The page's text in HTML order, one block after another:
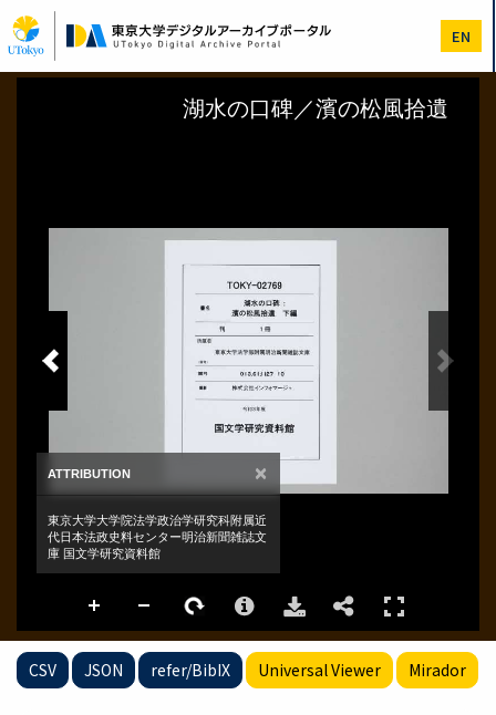
イ
ン
コ
EN
CSV JSON refer/BibIX Universal Viewer Mirador